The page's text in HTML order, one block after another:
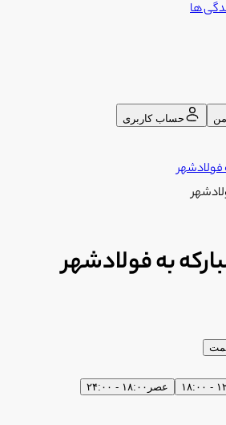
ها
حساب کاربری
فولادشهر
به فولادشهر
عصر ۱۸:۰۰ - ۲۴:۰۰